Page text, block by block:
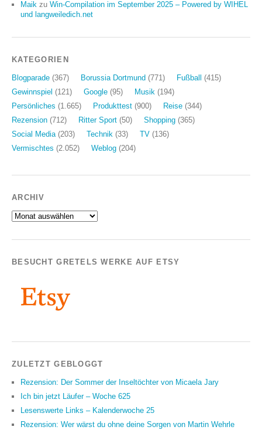
Maik zu Win-Compilation im September 2025 – Powered by WIHEL
und langweiledich.net
KATEGORIEN
Blogparade (367) Borussia Dortmund (771) Fußball
(415)
Gewinnspiel (121) Google (95) Musik (194)
Persönliches (1.665) Produkttest (900) Reise (344)
Rezension (712) Ritter Sport (50) Shopping (365)
Social Media(203) Technik (33) TV (136)
Vermischtes (2.052) Weblog (204)
ARCHIV
Archiv
BESUCHT GRETELS WERKE AUF ETSY
ZULETZT GEBLOGGT
Rezension: Der Sommer der Inseltöchter von Micaela Jary
Ich bin jetzt Läufer – Woche 625
Lesenswerte Links – Kalenderwoche 25
Rezension: Wer wärst du ohne deine Sorgen von Martin Wehrle